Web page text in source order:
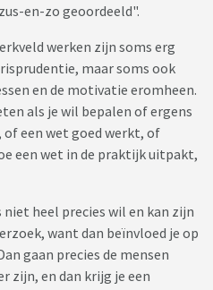
en-zo geoordeeld".
werken zijn soms erg
maar soms ook
en de motivatie eromheen.
als je wil bepalen of ergens
een wet goed werkt, of
een wet in de praktijk uitpakt,
heel precies wil en kan zijn
want dan beïnvloed je op
gaan precies de mensen
zijn, en dan krijg je een